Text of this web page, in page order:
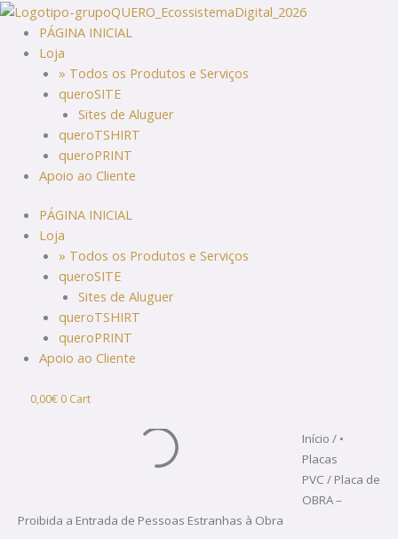
Skip
content
PÁGINA INICIAL
Loja
» Todos os Produtos e Serviços
queroSITE
Sites de Aluguer
queroTSHIRT
queroPRINT
Apoio ao Cliente
PÁGINA INICIAL
Loja
» Todos os Produtos e Serviços
queroSITE
Sites de Aluguer
queroTSHIRT
queroPRINT
Apoio ao Cliente
0,00€ 0 Cart
Início / •
Placas
PVC / Placa de
OBRA –
Proibida a Entrada de Pessoas Estranhas à Obra
OBRA